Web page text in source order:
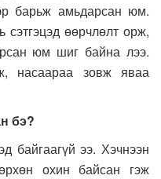
барьж амьдарсан юм.
өөрчлөлт орж,
юм шиг байна лээ.
насаараа зовж яваа
бэ?
ээ. Хэчнээн
охин байсан гэж